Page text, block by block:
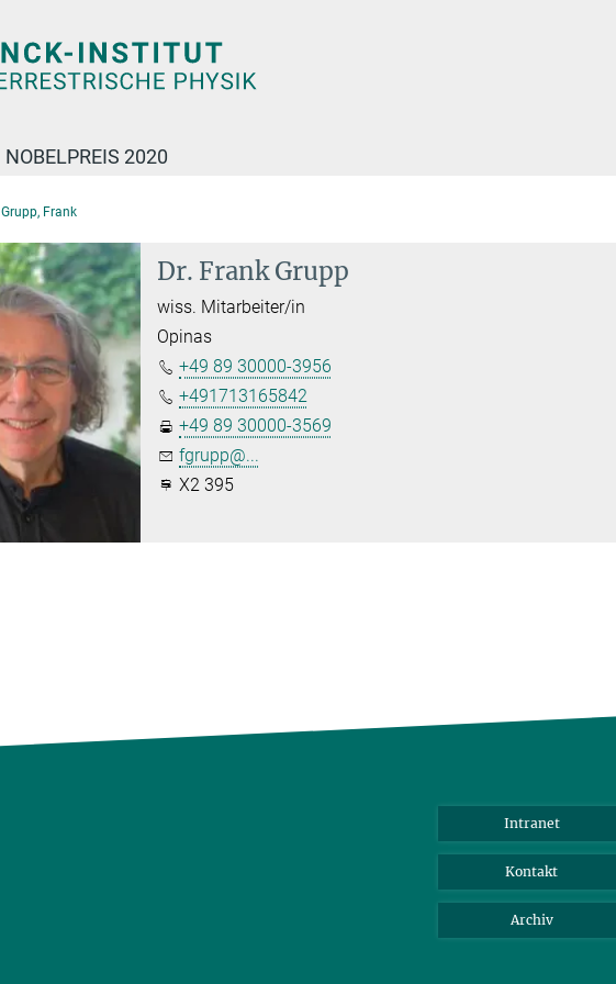
NOBELPREIS 2020
Grupp, Frank
Dr. Frank Grupp
wiss. Mitarbeiter/in
Opinas
+49 89 30000-3956
+491713165842
+49 89 30000-3569
fgrupp@...
X2 395
Intranet
Kontakt
Archiv